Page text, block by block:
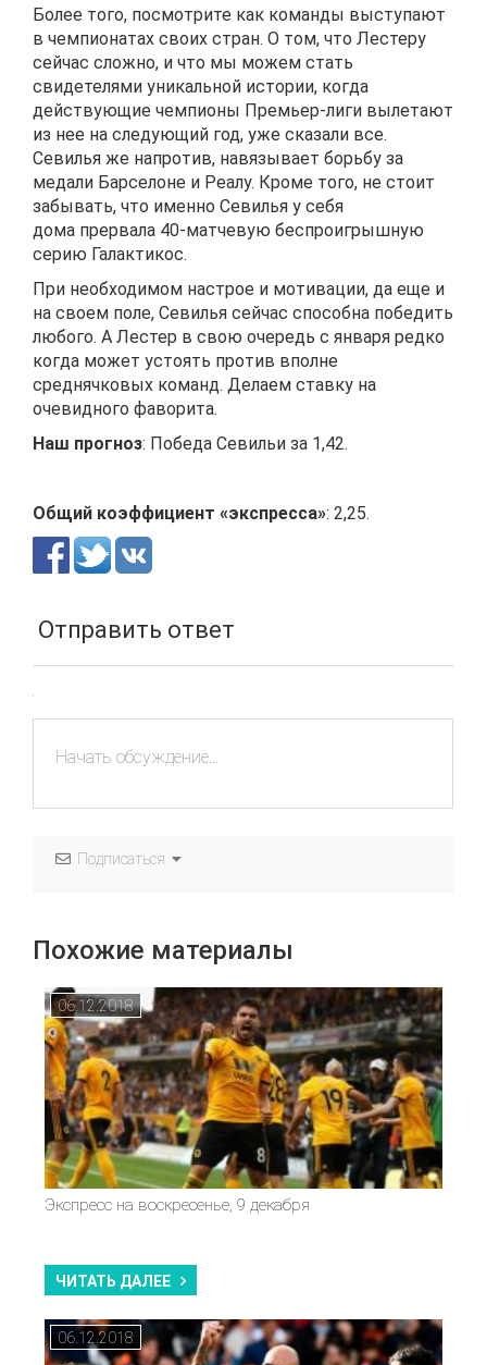
Более того, посмотрите как команды выступают
в чемпионатах своих стран. О том, что Лестеру
сейчас сложно, и что мы можем стать
свидетелями уникальной истории, когда
действующие чемпионы Премьер-лиги вылетают
из нее на следующий год, уже сказали все.
Севилья же напротив, навязывает борьбу за
медали Барселоне и Реалу. Кроме того, не стоит
забывать, что именно Севилья у себя
дома прервала 40-матчевую беспроигрышную
серию Галактикос.
При необходимом настрое и мотивации, да еще и
на своем поле, Севилья сейчас способна победить
любого. А Лестер в свою очередь с января редко
когда может устоять против вполне
среднячковых команд. Делаем ставку на
очевидного фаворита.
Наш прогноз: Победа Севильи за 1,42.
Общий коэффициент «экспресса»: 2,25.
Отправить ответ
Подписаться
Похожие материалы
06.12.2018
Экспресс на воскресенье, 9 декабря
ЧИТАТЬ ДАЛЕЕ
06.12.2018